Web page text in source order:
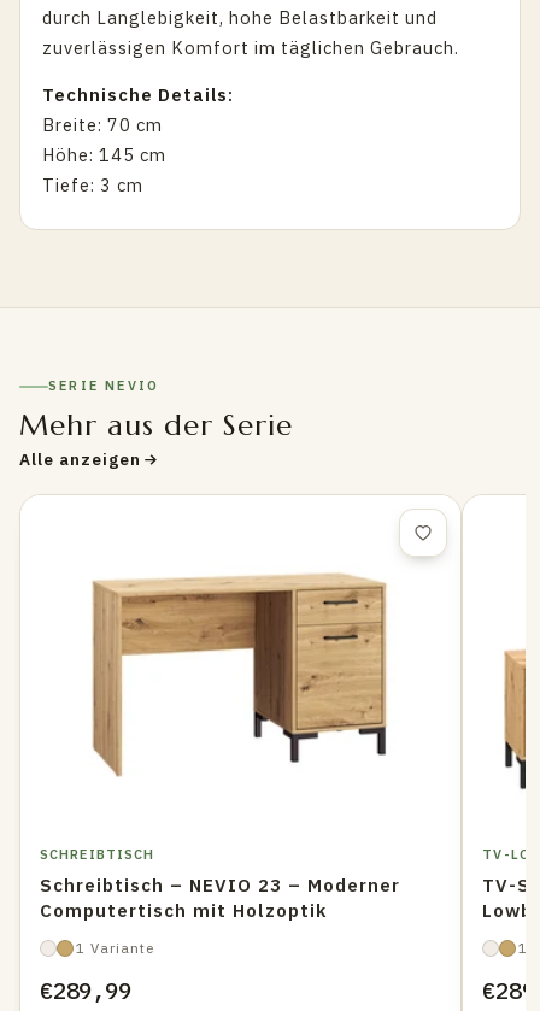
durch Langlebigkeit, hohe Belastbarkeit und
zuverlässigen Komfort im täglichen Gebrauch.
Technische Details:
Breite: 70 cm
Höhe: 145 cm
Tiefe: 3 cm
SERIE NEVIO
Mehr aus der Serie
Alle anzeigen
SCHREIBTISCH
Schreibtisch – NEVIO 23 – Moderner
Computertisch mit Holzoptik
1 Variante
€289,99
TV-
TV-
1